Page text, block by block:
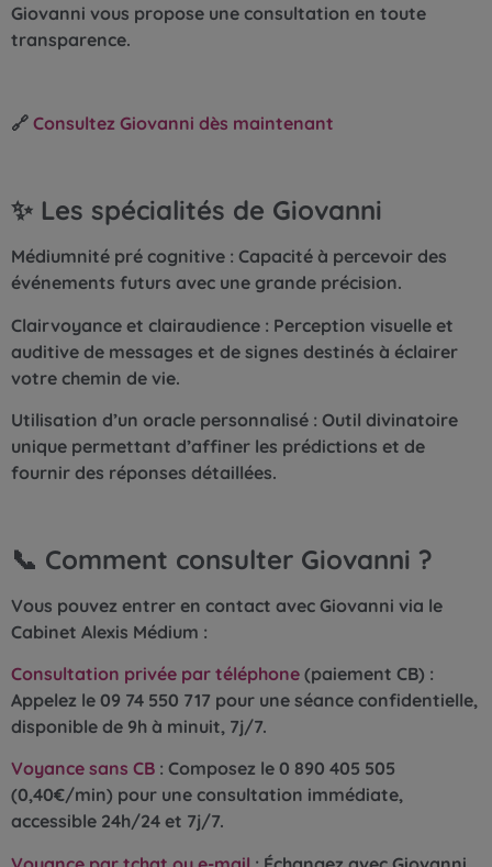
Giovanni vous propose une consultation en toute
transparence.
🔗 Consultez Giovanni dès maintenant
✨ Les spécialités de Giovanni
Médiumnité pré cognitive : Capacité à percevoir des
événements futurs avec une grande précision.
Clairvoyance et clairaudience : Perception visuelle et
auditive de messages et de signes destinés à éclairer
votre chemin de vie.
Utilisation d’un oracle personnalisé : Outil divinatoire
unique permettant d’affiner les prédictions et de
fournir des réponses détaillées.
📞 Comment consulter Giovanni ?
Vous pouvez entrer en contact avec Giovanni via le
Cabinet Alexis Médium :
Consultation privée par téléphone (paiement CB) :
Appelez le 09 74 550 717 pour une séance confidentielle,
disponible de 9h à minuit, 7j/7.
Voyance sans CB : Composez le 0 890 405 505
(0,40€/min) pour une consultation immédiate,
accessible 24h/24 et 7j/7.